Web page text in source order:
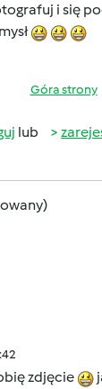
i się
Góra strony
lub
zdjęcie